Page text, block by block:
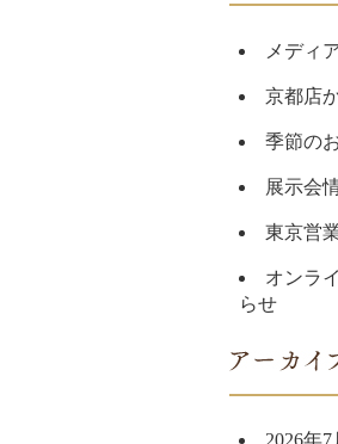
メディ
京都店
季節の
展示会
東京営
オンラ
らせ